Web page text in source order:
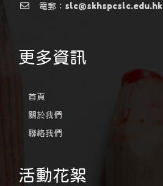
電郵：slc@skhspcslc.edu.hk
更多資訊
首頁
關於我們
聯絡我們
活動花絮